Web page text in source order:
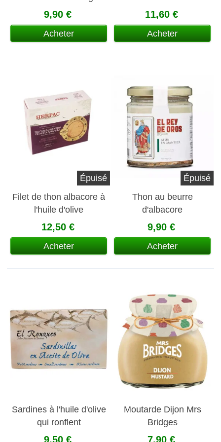
9,90 €
Acheter
11,60 €
Acheter
Épuisé
Filet de thon albacore à
l'huile d'olive
12,50 €
Acheter
Épuisé
Thon au beurre
d'albacore
9,90 €
Acheter
Sardines à l'huile d'olive
qui ronflent
9,50 €
Moutarde Dijon Mrs
Bridges
7,90 €